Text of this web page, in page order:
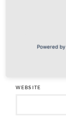
E-MAIL-ADRESSE
WEBSITE
Powered by